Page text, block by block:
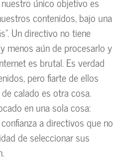
contenidos, bajo una
Un directivo no tiene
menos aún de procesarlo y
es brutal. Es verdad
pero fiarte de ellos
calado es otra cosa.
en una sola cosa:
a directivos que no
de seleccionar sus